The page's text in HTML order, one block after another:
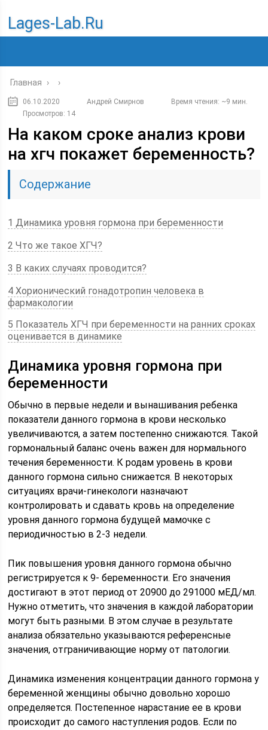
Lages-Lab.ru
Главная › ›
06.10.2020 Андрей Смирнов
Время чтения: ~9 мин.
Просмотров: 14
На каком сроке анализ крови
на хгч покажет беременность?
Содержание
1 Динамика уровня гормона при беременности
2 Что же такое ХГЧ?
3 В каких случаях проводится?
4 Хорионический гонадотропин человека в
фармакологии
5 Показатель ХГЧ при беременности на ранних сроках
оценивается в динамике
Динамика уровня гормона при
беременности
Обычно в первые недели и вынашивания ребенка
показатели данного гормона в крови несколько
увеличиваются, а затем постепенно снижаются. Такой
гормональный баланс очень важен для нормального
течения беременности. К родам уровень в крови
данного гормона сильно снижается. В некоторых
ситуациях врачи-гинекологи назначают
контролировать и сдавать кровь на определение
уровня данного гормона будущей мамочке с
периодичностью в 2-3 недели.
Пик повышения уровня данного гормона обычно
регистрируется к 9- беременности. Его значения
достигают в этот период от 20900 до 291000 мЕД/мл.
Нужно отметить, что значения в каждой лаборатории
могут быть разными. В этом случае в результате
анализа обязательно указываются референсные
значения, отграничивающие норму от патологии.
Динамика изменения концентрации данного гормона у
беременной женщины обычно довольно хорошо
определяется. Постепенное нарастание ее в крови
происходит до самого наступления родов. Если по